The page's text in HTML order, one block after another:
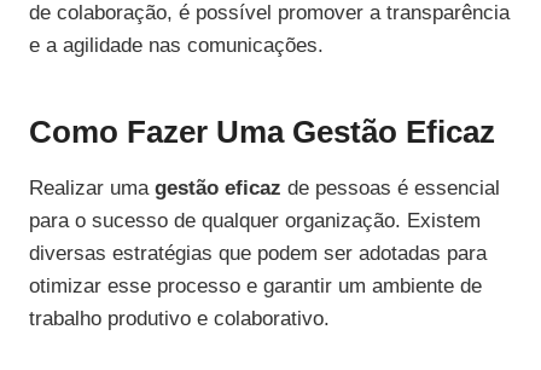
de colaboração, é possível promover a transparência
e a agilidade nas comunicações.
Como Fazer Uma Gestão Eficaz
Realizar uma gestão eficaz de pessoas é essencial
para o sucesso de qualquer organização. Existem
diversas estratégias que podem ser adotadas para
otimizar esse processo e garantir um ambiente de
trabalho produtivo e colaborativo.